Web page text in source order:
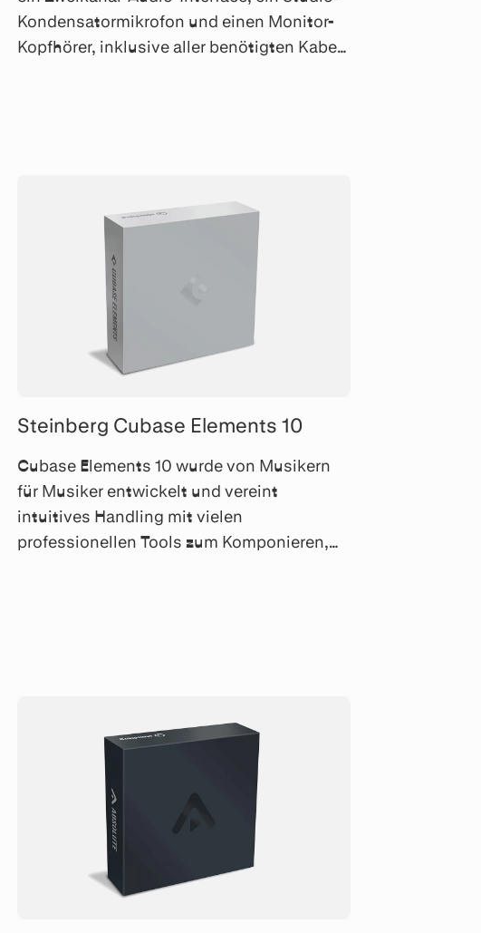
Kondensatormikrofon und einen Monitor-
Kopfhörer, inklusive aller benötigten Kabel,
Steinberg Cubase Elements 10
Cubase Elements 10 wurde von Musikern
für Musiker entwickelt und vereint
intuitives Handling mit vielen
professionellen Tools zum Komponieren,